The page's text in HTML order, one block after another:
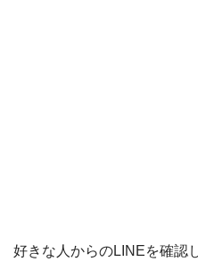
好きな人からのLINEを確認